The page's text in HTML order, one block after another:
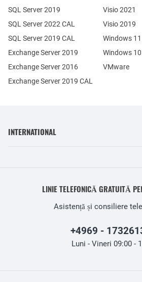
Exchange Server 2019
Exchange Server 2016
SQL Server 2019
SQL Server 2022 CAL
SQL Server 2019 CAL
Exchange Server 2019 CAL
Visio 2021
Visio 2019
Windows 11
Windows 10
VMware
INTERNATIONAL
LINIE TELEFONICĂ GRATUITĂ
Asistență și consiliere
+4969 -
Luni - Vineri 09:00 -